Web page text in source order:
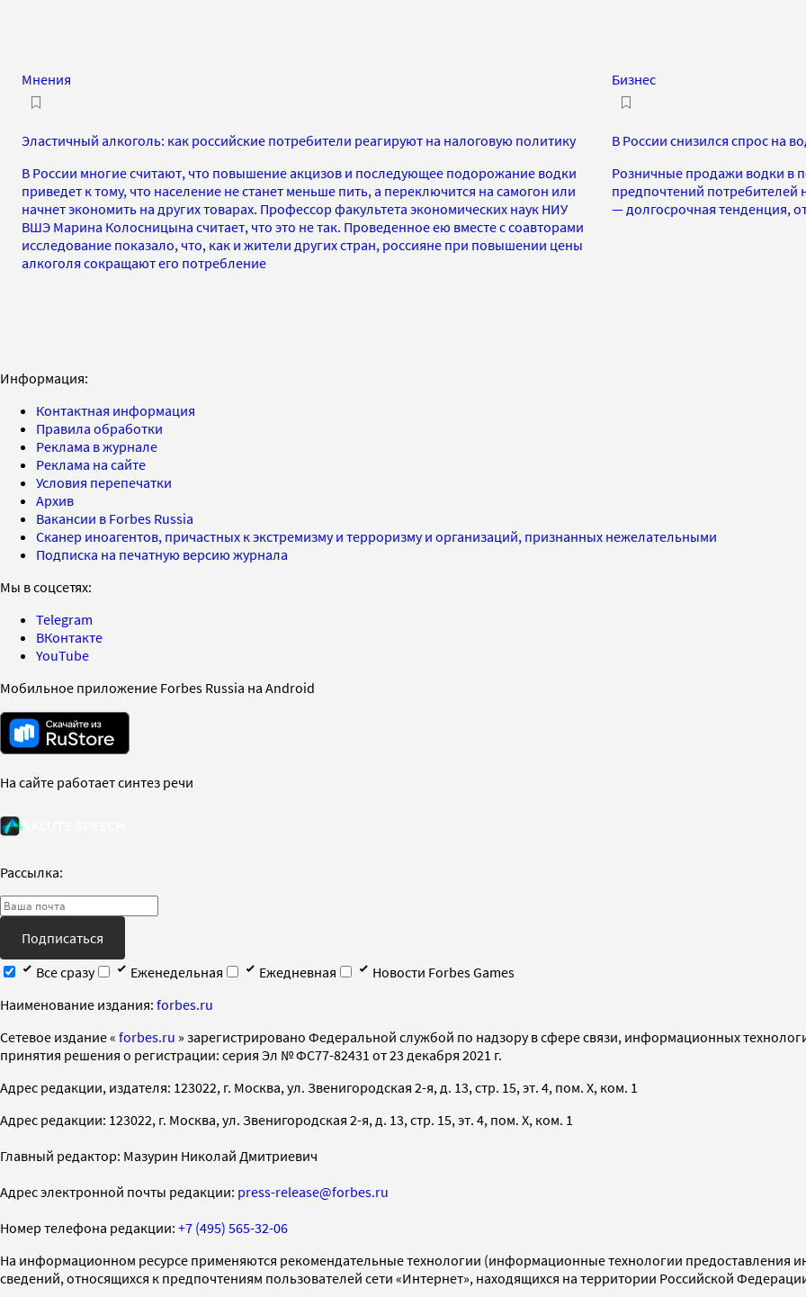
Мнения
Эластичный алкоголь: как российские потребители реагируют на налоговую политику
В России многие считают, что повышение акцизов и последующее подорожание водки
приведет к тому, что население не станет меньше пить, а переключится на самогон или
начнет экономить на других товарах. Профессор факультета экономических наук НИУ
ВШЭ Марина Колосницына считает, что это не так. Проведенное ею вместе с соавторами
исследование показало, что, как и жители других стран, россияне при повышении цены
алкоголя сокращают его потребление
Бизнес
В России снизился спрос на
Розничные продажи водки в
предпочтений потребителей
— долгосрочная тенденция,
Информация:
Контактная информация
Правила обработки
Реклама в журнале
Реклама на сайте
Условия перепечатки
Архив
Вакансии в Forbes Russia
Сканер иноагентов, причастных к экстремизму и терроризму и организаций, признанных нежелательными
Подписка на печатную версию журнала
Мы в соцсетях:
Telegram
ВКонтакте
YouTube
Мобильное приложение Forbes Russia на Android
На сайте работает синтез речи
Рассылка:
Подписаться
Все сразу
Еженедельная Ежедневная
Новости Forbes Games
Наименование издания: forbes.ru
Cетевое издание « forbes.ru » зарегистрировано Федеральной службой по надзору в сфере связи, информационных
принятия решения о регистрации: серия Эл № ФС77-82431 от 23 декабря 2021 г.
Адрес редакции, издателя: 123022, г. Москва, ул. Звенигородская 2-я, д. 13, стр. 15, эт. 4, пом. X, ком. 1
Адрес редакции: 123022, г. Москва, ул. Звенигородская 2-я, д. 13, стр. 15, эт. 4, пом. X, ком. 1
Главный редактор: Мазурин Николай Дмитриевич
Адрес электронной почты редакции: press-release@forbes.ru
Номер телефона редакции: +7 (495) 565-32-06
На информационном ресурсе применяются рекомендательные технологии (информационные технологии предоставления
сведений, относящихся к предпочтениям пользователей сети «Интернет», находящихся на территории Российской